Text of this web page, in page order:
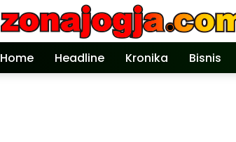
Home Headline Kronika Bisnis